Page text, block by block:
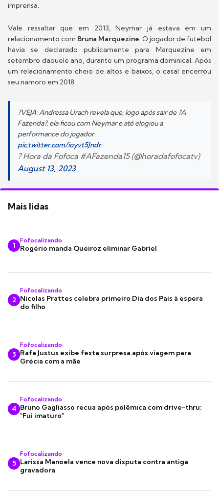
imprensa.
Vale ressaltar que em 2013, Neymar já estava em um
relacionamento com Bruna Marquezine. O jogador de futebol
havia se declarado publicamente para Marquezine em
setembro daquele ano, durante um programa dominical. Após
um relacionamento cheio de altos e baixos, o casal encerrou
seu namoro em 2018.
?VEJA: Andressa Urach revela que, logo após sair de ?A
Fazenda?, ela ficou com Neymar e até elogiou a
performance do jogador.
pic.twitter.com/ioyvt5Jndr
? Hora da Fofoca #AFazenda15 (@horadafofocatv)
August 13, 2023
Mais lidas
1
Fofocalizando
Rogério manda Queiroz eliminar Gabriel
2
Fofocalizando
Nicolas Prattes celebra primeiro Dia dos Pais à espera
do filho
3
Fofocalizando
Rafa Justus exibe festa surpresa após viagem para
Grécia com a mãe
4
Fofocalizando
Bruno Gagliasso recua após polêmica com drive-thru:
"Fui imaturo"
5
Fofocalizando
Larissa Manoela vence nova disputa contra antiga
gravadora